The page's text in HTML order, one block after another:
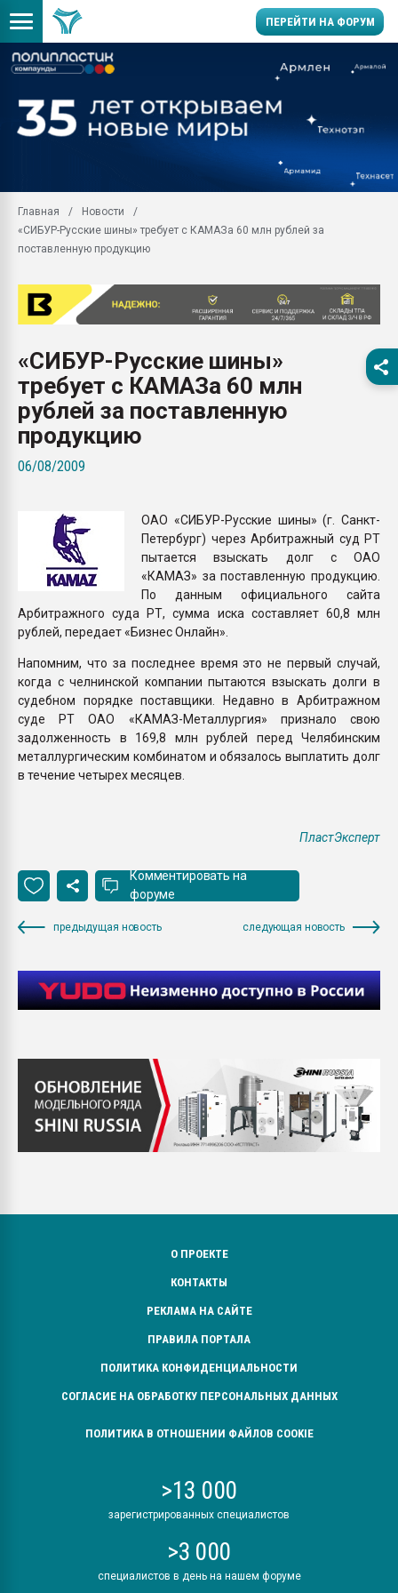
ПЕРЕЙТИ НА ФОРУМ
производство SPC
заводу пластмасс"
28.07.2026
первый план в
28.07.2026
ситуацией на
Всё, что касается
Главная
Новости
«СИБУР-Русские шины» требует с КАМАЗа 60 млн рублей за
поставленную продукцию
«СИБУР-Русские шины»
требует с КАМАЗа 60 млн
рублей за поставленную
продукцию
06/08/2009
ОАО «СИБУР-Русские шины» (г. Санкт-
Петербург) через Арбитражный суд РТ
пытается взыскать долг с ОАО
«КАМАЗ» за поставленную продукцию.
По данным официального сайта
Арбитражного суда РТ, сумма иска составляет 60,8 млн
рублей, передает «Бизнес Онлайн».
Напомним, что за последнее время это не первый случай,
когда с челнинской компании пытаются взыскать долги в
судебном порядке поставщики. Недавно в Арбитражном
суде РТ ОАО «КАМАЗ-Металлургия» признало свою
задолженность в 169,8 млн рублей перед Челябинским
металлургическим комбинатом и обязалось выплатить долг
в течение четырех месяцев.
ПластЭксперт
Комментировать на
форуме
предыдущая новость следующая новость
О ПРОЕКТЕ
КОНТАКТЫ
РЕКЛАМА НА САЙТЕ
ПРАВИЛА ПОРТАЛА
ПОЛИТИКА КОНФИДЕНЦИАЛЬНОСТИ
СОГЛАСИЕ НА ОБРАБОТКУ ПЕРСОНАЛЬНЫХ ДАННЫХ
ПОЛИТИКА В ОТНОШЕНИИ ФАЙЛОВ COOKIE
>13 000
зарегистрированных специалистов
>3 000
специалистов в день на нашем форуме